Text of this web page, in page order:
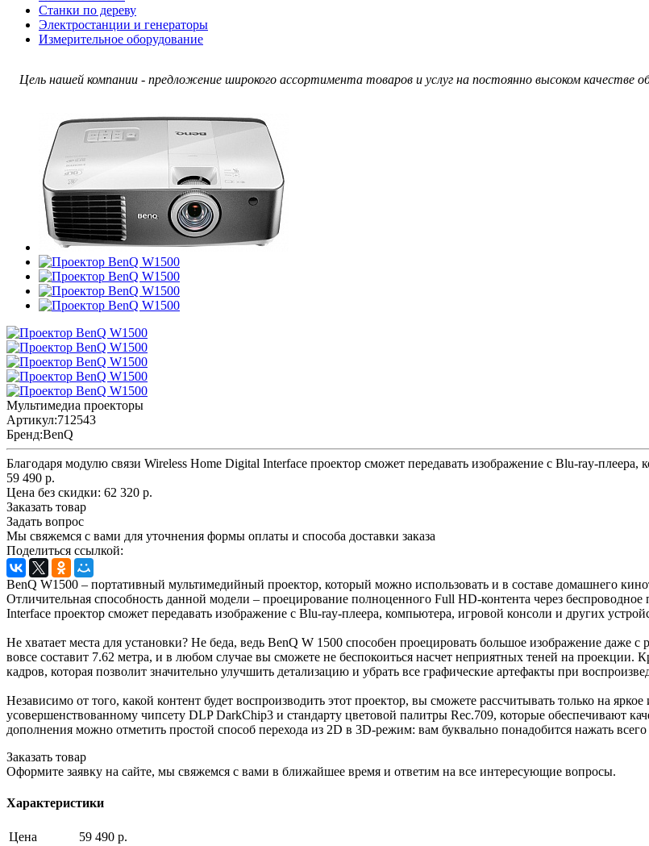
Станки по дереву
Электростанции и генераторы
Измерительное оборудование
Цель нашей компании - предложение широкого ассортимента товаров и услуг на постоянно высоком качестве
Мультимедиа проекторы
Артикул:712543
Бренд:BenQ
Благодаря модулю связи Wireless Home Digital Interface проектор сможет передавать изображение с Blu-ray-
59 490 р.
Цена без скидки: 62 320 р.
Заказать товар
Задать вопрос
Мы свяжемся с вами для уточнения формы оплаты и способа доставки заказа
Поделиться ссылкой:
BenQ W1500 – портативный мультимедийный проектор, который можно использовать и в составе домашнего
Отличительная способность данной модели – проецирование полноценного Full HD-контента через
Interface проектор сможет передавать изображение с Blu-ray-плеера, компьютера, игровой консоли и других
Не хватает места для установки? Не беда, ведь BenQ W 1500 способен проецировать большое изображение даже
вовсе составит 7.62 метра, и в любом случае вы сможете не беспокоиться насчет неприятных теней на
кадров, которая позволит значительно улучшить детализацию и убрать все графические артефакты при
Независимо от того, какой контент будет воспроизводить этот проектор, вы сможете рассчитывать только на
усовершенствованному чипсету DLP DarkChip3 и стандарту цветовой палитры Rec.709, которые обеспечивают
дополнения можно отметить простой способ перехода из 2D в 3D-режим: вам буквально понадобится нажать
Заказать товар
Оформите заявку на сайте, мы свяжемся с вами в ближайшее время и ответим на все интересующие вопросы.
Характеристики
Цена 59 490 р.